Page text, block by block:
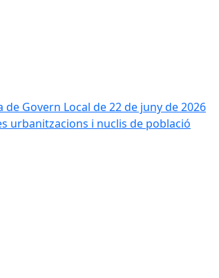
Govern Local de 22 de juny de 2026
urbanitzacions i nuclis de població